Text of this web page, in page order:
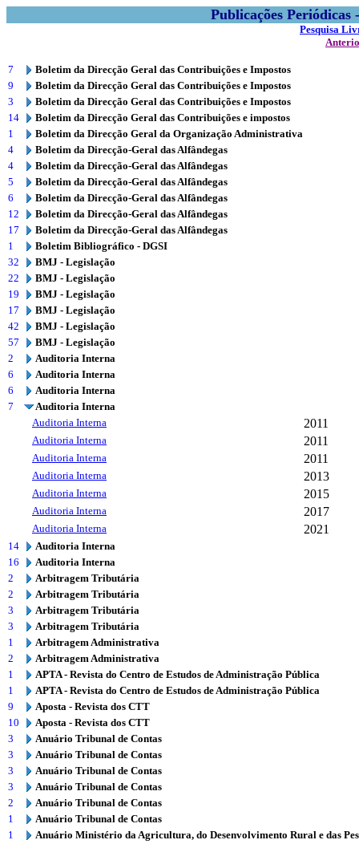
Publicações
Pesquisa
7
Boletim da Direcção Geral das Contribuições e Impostos
9
Boletim da Direcção Geral das Contribuições e Impostos
3
Boletim da Direcção Geral das Contribuições e Impostos
14
Boletim da Direcção Geral das Contribuições e impostos
1
Boletim da Direcção Geral da Organização Administrativa
4
Boletim da Direcção-Geral das Alfândegas
4
Boletim da Direcção-Geral das Alfândegas
5
Boletim da Direcção-Geral das Alfândegas
6
Boletim da Direcção-Geral das Alfândegas
12
Boletim da Direcção-Geral das Alfândegas
17
Boletim da Direcção-Geral das Alfândegas
1
Boletim Bibliográfico - DGSI
32
BMJ - Legislação
22
BMJ - Legislação
19
BMJ - Legislação
17
BMJ - Legislação
42
BMJ - Legislação
57
BMJ - Legislação
2
Auditoria Interna
6
Auditoria Interna
6
Auditoria Interna
7
Auditoria Interna
Auditoria Interna
2011
Auditoria Interna 2011
Auditoria Interna 2011
Auditoria Interna 2013
Auditoria Interna 2015
Auditoria Interna 2017
Auditoria Interna 2021
14
Auditoria Interna
16
Auditoria Interna
2
Arbitragem Tributária
2
Arbitragem Tributária
3
Arbitragem Tributária
3
Arbitragem Tributária
1
Arbitragem Administrativa
2
Arbitragem Administrativa
1
APTA - Revista do Centro de Estudos de Administração Pública
1
APTA - Revista do Centro de Estudos de Administração Pública
9
Aposta - Revista dos CTT
10
Aposta - Revista dos CTT
3
Anuário Tribunal de Contas
3
Anuário Tribunal de Contas
3
Anuário Tribunal de Contas
3
Anuário Tribunal de Contas
2
Anuário Tribunal de Contas
1
Anuário Tribunal de Contas
1
Anuário Ministério da Agricultura, do Desenvolvimento Rural e das